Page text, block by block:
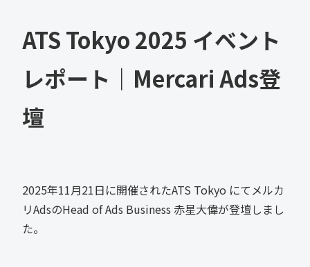
ATS Tokyo 2025 イベント
レポート｜Mercari Ads登
壇
2025年11月21日に開催されたATS Tokyo にてメルカ
リAdsのHead of Ads Business 赤星大偉が登壇しまし
た。